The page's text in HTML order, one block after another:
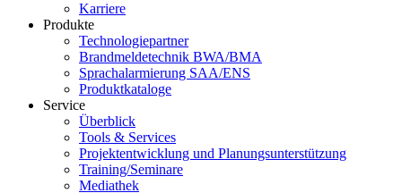
Karriere
Produkte
Technologiepartner
Brandmeldetechnik BWA/BMA
Sprachalarmierung SAA/ENS
Produktkataloge
Service
Überblick
Tools & Services
Projektentwicklung und Planungsunterstützung
Training/Seminare
Mediathek